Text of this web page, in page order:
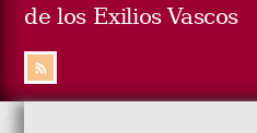
de los Exilios Vascos